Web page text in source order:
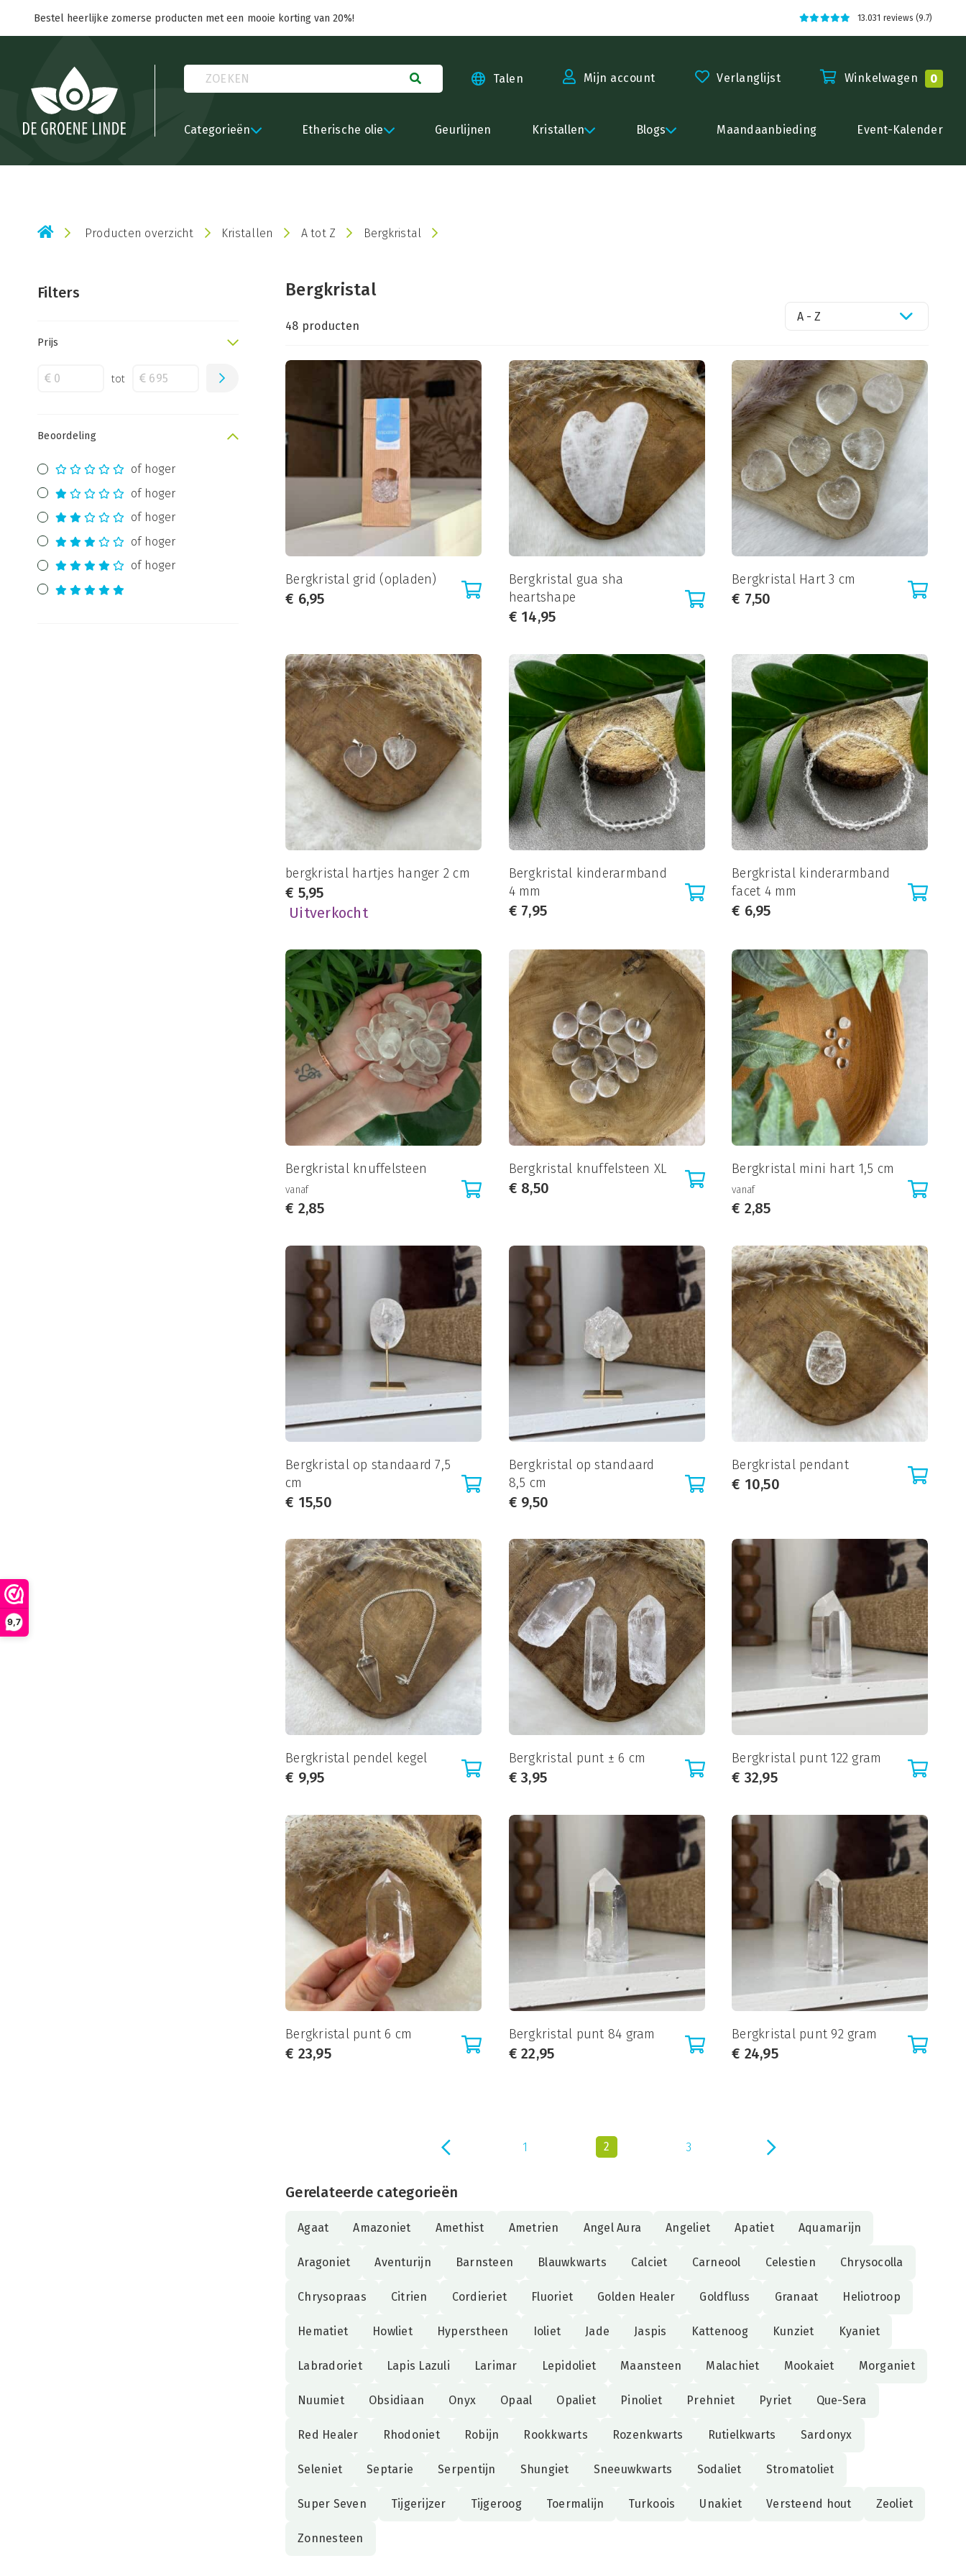
9,7
Bestel heerlijke zomerse producten met een mooie korting van 20%! 13.031 reviews (9.7)
Talen Mijn account Verlanglijst Winkelwagen 0
Categorieën Etherische olie Geurlijnen Kristallen Blogs Maandaanbieding Event-Kalender
Producten overzicht Kristallen A tot Z Bergkristal
Filters
Prijs
tot
Beoordeling
of hoger
of hoger
of hoger
of hoger
of hoger
Bergkristal
48 producten
A - Z
Bergkristal grid (opladen)
€ 6,95
Bergkristal gua sha
heartshape
€ 14,95
Bergkristal Hart 3 cm
€ 7,50
bergkristal hartjes hanger 2 cm
€ 5,95
Uitverkocht
Bergkristal kinderarmband
4 mm
€ 7,95
Bergkristal kinderarmband
facet 4 mm
€ 6,95
Bergkristal knuffelsteen
vanaf
€ 2,85
Bergkristal knuffelsteen XL
€ 8,50
Bergkristal mini hart 1,5 cm
vanaf
€ 2,85
Bergkristal op standaard 7,5
cm
€ 15,50
Bergkristal op standaard
8,5 cm
€ 9,50
Bergkristal pendant
€ 10,50
Bergkristal pendel kegel
€ 9,95
Bergkristal punt ± 6 cm
€ 3,95
Bergkristal punt 122 gram
€ 32,95
Bergkristal punt 6 cm
€ 23,95
Bergkristal punt 84 gram
€ 22,95
Bergkristal punt 92 gram
€ 24,95
1 2 3
Gerelateerde categorieën
Agaat Amazoniet Amethist Ametrien Angel Aura Angeliet Apatiet Aquamarijn
Aragoniet Aventurijn Barnsteen Blauwkwarts Calciet Carneool Celestien Chrysocolla
Chrysopraas Citrien Cordieriet Fluoriet Golden Healer Goldfluss Granaat Heliotroop
Hematiet Howliet Hyperstheen Ioliet Jade Jaspis Kattenoog Kunziet Kyaniet
Labradoriet Lapis Lazuli Larimar Lepidoliet Maansteen Malachiet Mookaiet Morganiet
Nuumiet Obsidiaan Onyx Opaal Opaliet Pinoliet Prehniet Pyriet Que-Sera
Red Healer Rhodoniet Robijn Rookkwarts Rozenkwarts Rutielkwarts Sardonyx
Seleniet Septarie Serpentijn Shungiet Sneeuwkwarts Sodaliet Stromatoliet
Super Seven Tijgerijzer Tijgeroog Toermalijn Turkoois Unakiet Versteend hout Zeoliet
Zonnesteen